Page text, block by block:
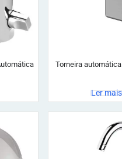
Torneira
Ler mais